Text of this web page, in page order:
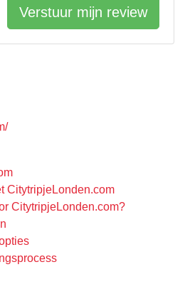
CitytripjeLonden.com
CitytripjeLonden.com?
Verstuur mijn review